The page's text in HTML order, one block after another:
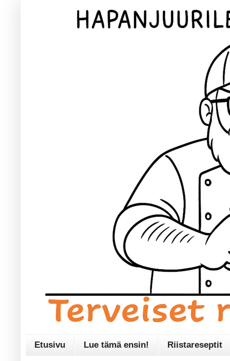
Etusivu Lue tämä ensin! Riistareseptit